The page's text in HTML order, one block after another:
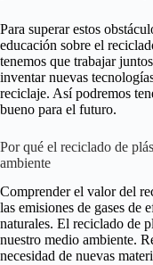
Para superar estos
educación sobre el
tenemos que trabajar
inventar nuevas
reciclaje. Así podremos
bueno para el futuro.
Por qué el reciclado de
ambiente
Comprender el valor del
las emisiones de gases de
naturales. El reciclado de
nuestro medio ambiente.
necesidad de nuevas